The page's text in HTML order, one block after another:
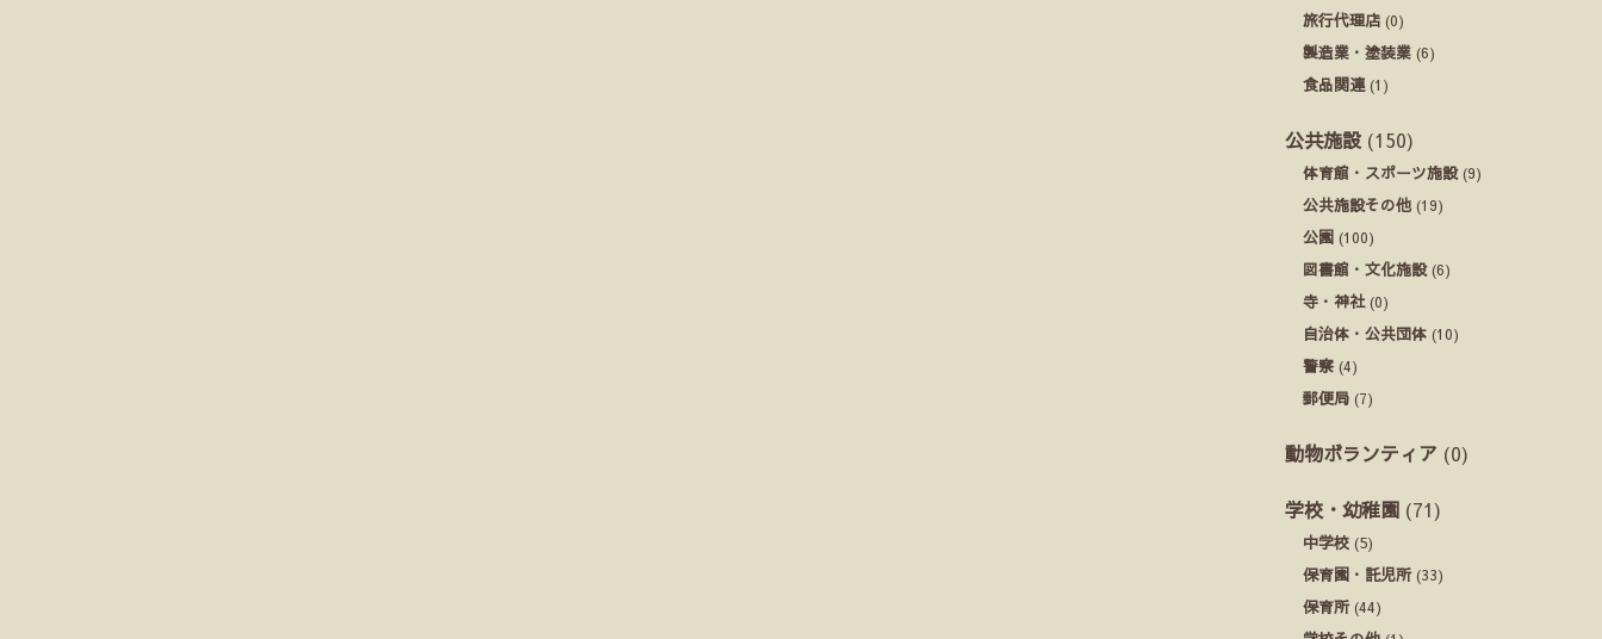
旅行代理店 (0)
製造業・塗装業 (6)
食品関連 (1)
公共施設 (150)
体育館・スポーツ施設(9)
公共施設その他 (19)
公園 (100)
図書館・文化施設(6)
寺・神社(0)
自治体・公共団体 (10)
警察 (4)
郵便局 (7)
動物ボランティア (0)
学校・幼稚園 (71)
中学校 (5)
保育園・託児所(33)
保育所(44)